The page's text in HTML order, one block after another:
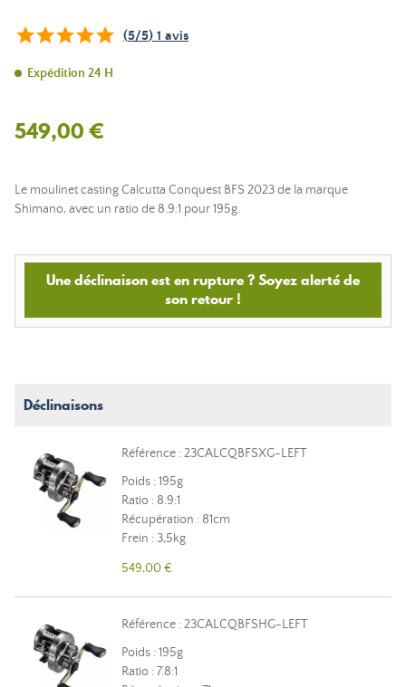
(5/5) 1 avis
Expédition 24 H
549,00 €
Le moulinet casting Calcutta Conquest BFS 2023 de la marque
Shimano, avec un ratio de 8.9:1 pour 195g.
Une déclinaison est en rupture ? Soyez alerté de
son retour !
Déclinaisons
Référence : 23CALCQBFSXG-LEFT
Poids : 195g
Ratio : 8.9:1
Récupération : 81cm
Frein : 3,5kg
549,00 €
Référence : 23CALCQBFSHG-LEFT
Poids : 195g
Ratio : 7.8:1